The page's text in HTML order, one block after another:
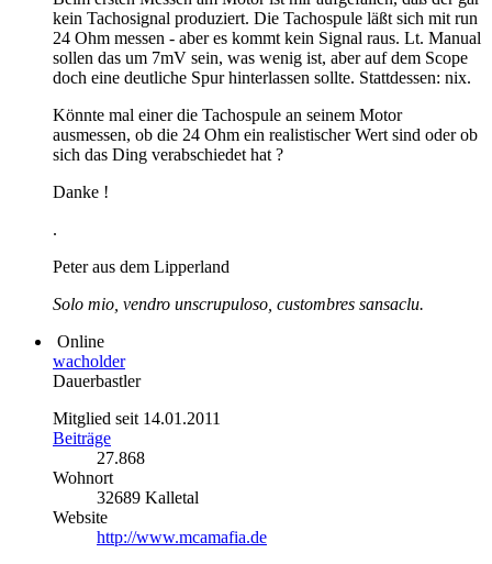
kein Tachosignal produziert. Die Tachospule läßt sich mit run
24 Ohm messen - aber es kommt kein Signal raus. Lt. Manual
sollen das um 7mV sein, was wenig ist, aber auf dem Scope
doch eine deutliche Spur hinterlassen sollte. Stattdessen: nix.
Könnte mal einer die Tachospule an seinem Motor
ausmessen, ob die 24 Ohm ein realistischer Wert sind oder ob
sich das Ding verabschiedet hat ?
Danke !
.
Peter aus dem Lipperland
Solo mio, vendro unscrupuloso, custombres sansaclu.
Online
wacholder
Dauerbastler
Mitglied seit 14.01.2011
Beiträge
27.868
Wohnort
32689 Kalletal
Website
http://www.mcamafia.de